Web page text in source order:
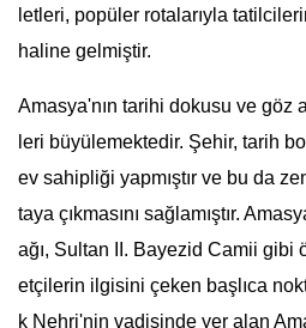
letleri, popüler rotalarıyla
haline gelmiştir.
Amasya'nın tarihi dokusu ve göz
leri büyülemektedir. Şehir, tarih
ev sahipliği yapmıştır ve bu da
taya çıkmasını sağlamıştır.
ağı, Sultan II. Bayezid Camii gibi
etçilerin ilgisini çeken başlıca
k Nehri'nin vadisinde yer alan